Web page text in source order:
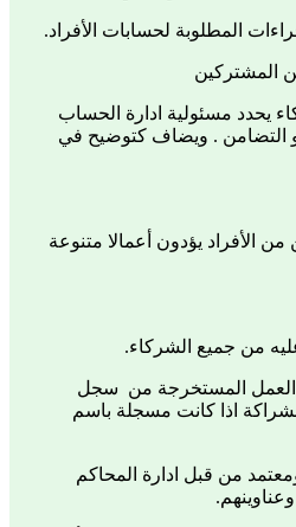
المطلوبة لحسابات الأفراد.
المشتركين
يحدد مسئولية ادارة الحساب
أو التضامن . ويضاف كتوضيح في
يؤدون أعمالا متنوعة
من جميع الشركاء.
العمل المستخرجة من سجل
اذا كانت مسجلة باسم
من قبل ادارة المحاكم